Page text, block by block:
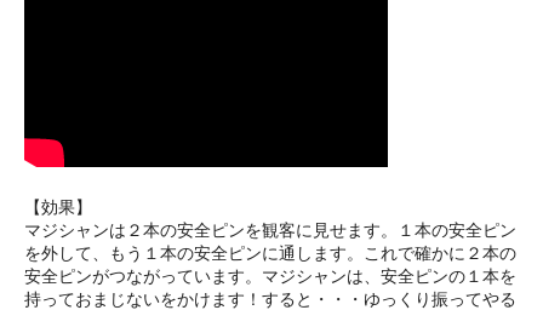
【効果】
マジシャンは２本の安全ピンを観客に見せます。１本の安全ピン
を外して、もう１本の安全ピンに通します。これで確かに２本の
安全ピンがつながっています。マジシャンは、安全ピンの１本を
持っておまじないをかけます！すると・・・ゆっくり振ってやる